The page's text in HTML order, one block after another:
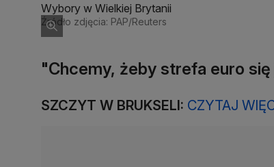
Wybory w Wielkiej Brytanii
Źródło zdjęcia: PAP/Reuters
"Chcemy, żeby strefa euro się
SZCZYT W BRUKSELI: CZYTAJ